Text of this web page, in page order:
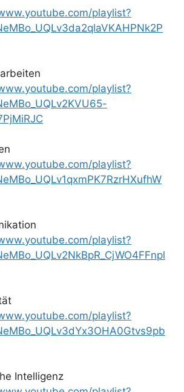
playlist?
playlist?
playlist?
playlist?
playlist?
Intelligenz